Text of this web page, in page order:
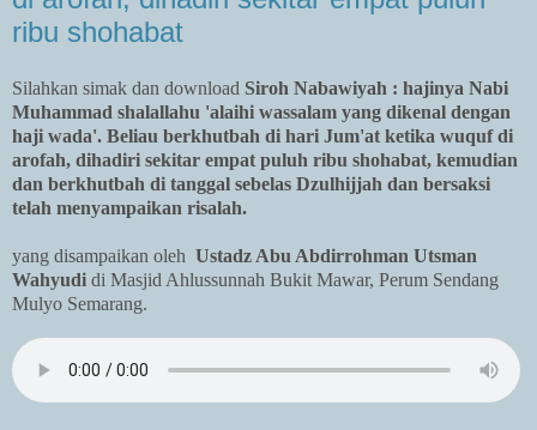
ribu shohabat
Silahkan simak dan download Siroh Nabawiyah : hajinya Nabi
Muhammad shalallahu 'alaihi wassalam yang dikenal dengan
haji wada'. Beliau berkhutbah di hari Jum'at ketika wuquf di
arofah, dihadiri sekitar empat puluh ribu shohabat, kemudian
dan berkhutbah di tanggal sebelas Dzulhijjah dan bersaksi
telah menyampaikan risalah.
yang disampaikan oleh Ustadz Abu Abdirrohman Utsman
Wahyudi di Masjid Ahlussunnah Bukit Mawar, Perum Sendang
Mulyo Semarang.